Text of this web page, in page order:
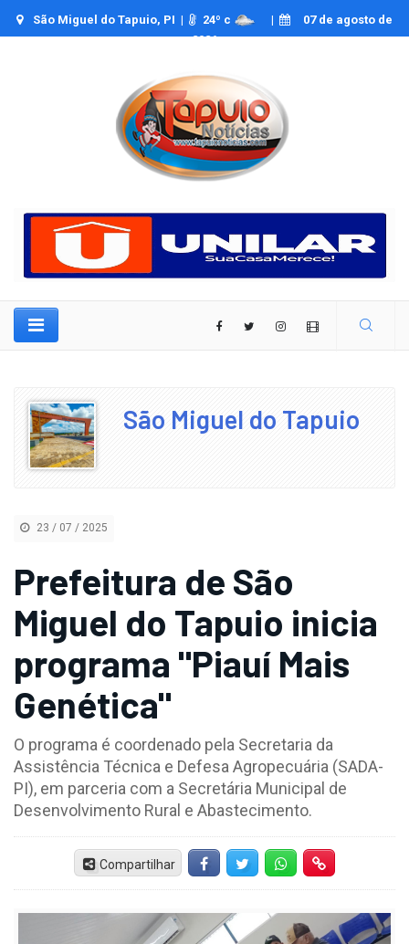
São Miguel do Tapuio, PI | 24º c |
07 de agosto de
2026
São Miguel do Tapuio
23 / 07 / 2025
Prefeitura de São
Miguel do Tapuio inicia
programa "Piauí Mais
Genética"
O programa é coordenado pela Secretaria da
Assistência Técnica e Defesa Agropecuária (SADA-
PI), em parceria com a Secretária Municipal de
Desenvolvimento Rural e Abastecimento.
Compartilhar FacebookTwitter Whatsapp